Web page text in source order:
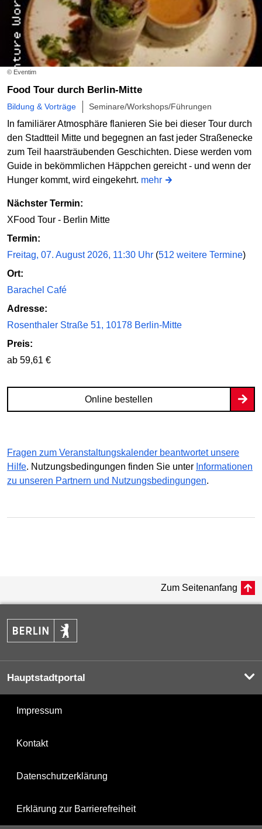
© Eventim
Food Tour durch Berlin-Mitte
Bildung & Vorträge Seminare/Workshops/Führungen
In familiärer Atmosphäre flanieren Sie bei dieser Tour durch
den Stadtteil Mitte und begegnen an fast jeder Straßenecke
zum Teil haarsträubenden Geschichten. Diese werden vom
Guide in bekömmlichen Häppchen gereicht - und wenn der
Hunger kommt, wird eingekehrt. mehr
Nächster Termin:
XFood Tour - Berlin Mitte
Termin:
Freitag, 07. August 2026, 11:30 Uhr (512 weitere Termine)
Ort:
Barachel Café
Adresse:
Rosenthaler Straße 51, 10178 Berlin-Mitte
Preis:
ab 59,61 €
Online bestellen
Fragen zum Veranstaltungskalender beantwortet unsere
Hilfe. Nutzungsbedingungen finden Sie unter Informationen
zu unseren Partnern und Nutzungsbedingungen.
Zum Seitenanfang
Hauptstadtportal
Impressum
Kontakt
Datenschutzerklärung
Erklärung zur Barrierefreiheit